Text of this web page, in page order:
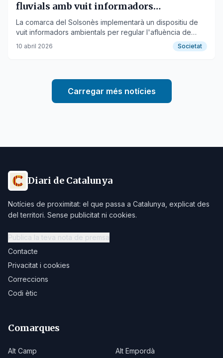
fluvials amb vuit informadors
ambientals
La comarca del Solsonès implementarà un dispositiu de
vuit informadors ambientals per regular l'afluència de
visitants en setze espais fluvials durant l'estiu i la tardor.
10 abril 2026 Societat
Carregar més notícies
Diari de Catalunya
Notícies de proximitat: el que passa a Catalunya, explicat des
del territori. Sense publicitat ni cookies.
Publica la teva nota de premsa
Contacte
Privacitat i cookies
Correccions
Codi ètic
Comarques
Alt Camp
Alt Empordà